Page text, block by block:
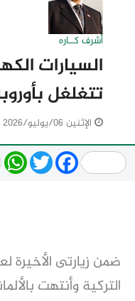
أشرف كــاره
السيارات
تتغلغل
الإثنين 06/يوليو/2026 - 09:29 م
WhatsApp
TwitterFacebook
ضمن زيارتى الأخيرة
التركية وأنتهت